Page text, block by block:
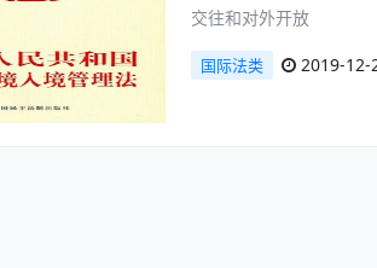
交往和对外开放
国际法类 2019-12-